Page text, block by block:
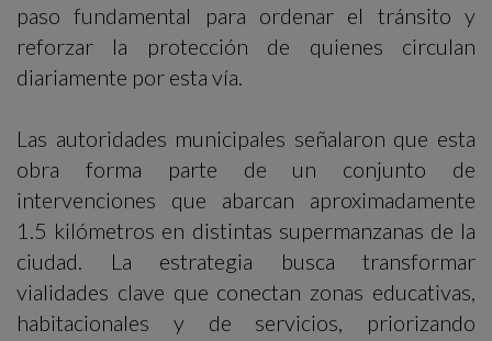
paso fundamental para ordenar el tránsito y
reforzar la protección de quienes circulan
diariamente por esta vía.
Las autoridades municipales señalaron que esta
obra forma parte de un conjunto de
intervenciones que abarcan aproximadamente
1.5 kilómetros en distintas supermanzanas de la
ciudad. La estrategia busca transformar
vialidades clave que conectan zonas educativas,
habitacionales y de servicios, priorizando